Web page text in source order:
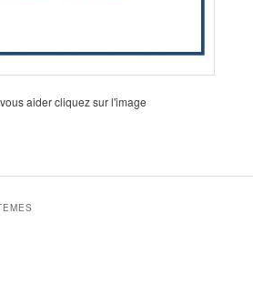
aider cliquez sur l'image